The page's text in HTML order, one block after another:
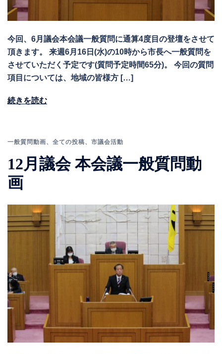
今回、6月議会本会議一般質問に通算4度目の登壇をさせて
頂きます。 来週6月16日(水)の10時から市長へ一般質問を
させていただく予定です(質問予定時間65分)。 今回の質問
項目については、地域の皆様方 […]
続きを読む
一般質問動画、 全ての投稿、 市議会活動
12月議会 本会議一般質問動
画